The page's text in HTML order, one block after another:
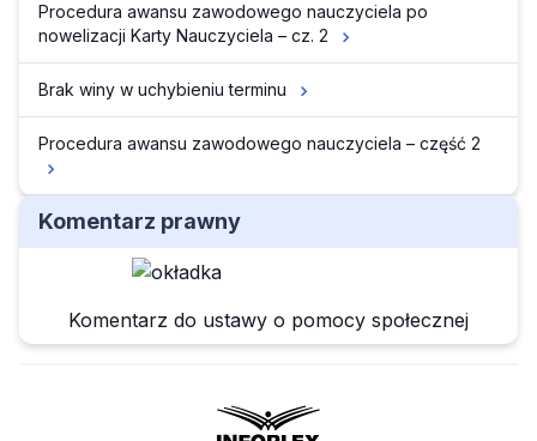
Procedura awansu zawodowego nauczyciela po
nowelizacji Karty Nauczyciela – cz. 2
Brak winy w uchybieniu terminu
Procedura awansu zawodowego nauczyciela – część 2
Komentarz prawny
Komentarz do ustawy o pomocy społecznej